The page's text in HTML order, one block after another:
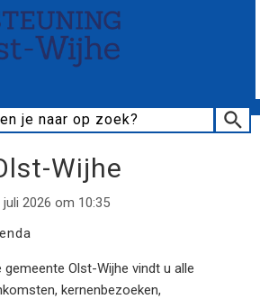
Wijhe
2026 om 10:35
gemeente Olst-Wijhe vindt u alle
kernenbezoeken,